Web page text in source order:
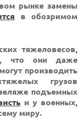
рынке замены
в обозримом
тяжеловесов,
что они даже
производить
грузов
подъемных
и у военных,
миру.